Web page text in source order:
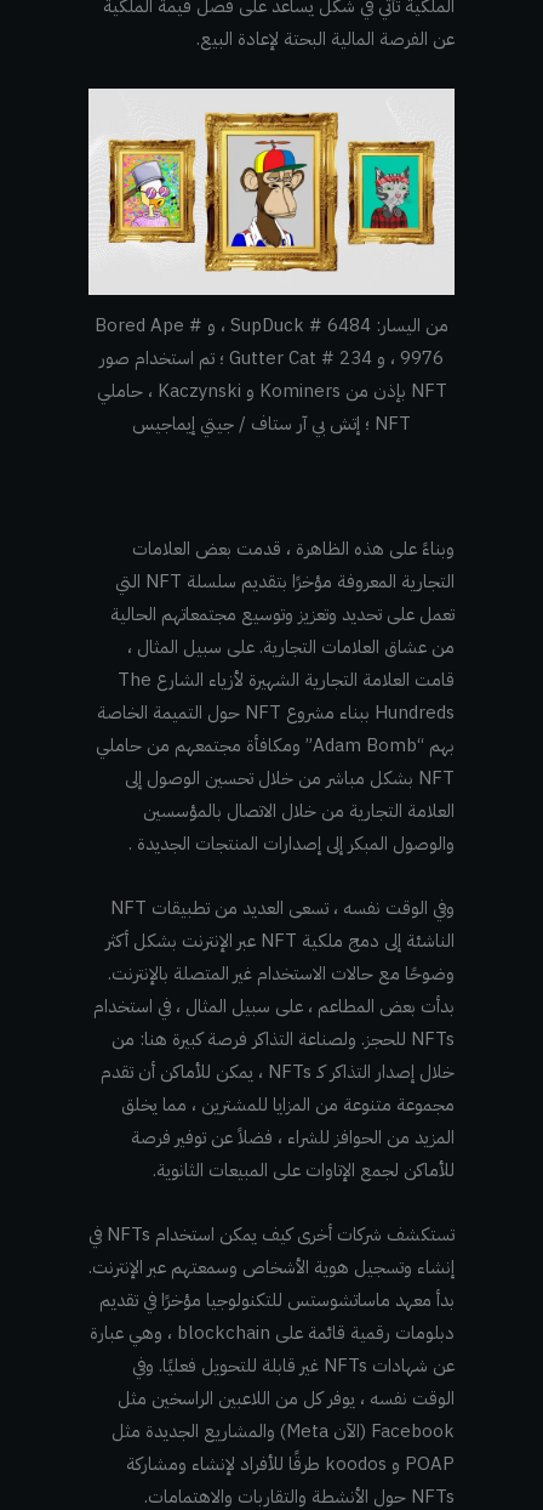
الملكية تأتي في شكل يساعد على فصل قيمة الملكية
عن الفرصة المالية البحتة لإعادة البيع.
من اليسار: SupDuck # 6484 ، و Bored Ape #
9976 ، و Gutter Cat # 234 ؛ تم استخدام صور
NFT بإذن من Kominers و Kaczynski ، حاملي
NFT ؛ إتش بي آر ستاف / جيتي إيماجيس
وبناءً على هذه الظاهرة ، قدمت بعض العلامات
التجارية المعروفة مؤخرًا بتقديم سلسلة NFT التي
تعمل على تحديد وتعزيز وتوسيع مجتمعاتهم الحالية
من عشاق العلامات التجارية. على سبيل المثال ،
قامت العلامة التجارية الشهيرة لأزياء الشارع The
Hundreds ببناء مشروع NFT حول التميمة الخاصة
بهم “Adam Bomb” ومكافأة مجتمعهم من حاملي
NFT بشكل مباشر من خلال تحسين الوصول إلى
العلامة التجارية من خلال الاتصال بالمؤسسين
والوصول المبكر إلى إصدارات المنتجات الجديدة .
وفي الوقت نفسه ، تسعى العديد من تطبيقات NFT
الناشئة إلى دمج ملكية NFT عبر الإنترنت بشكل أكثر
وضوحًا مع حالات الاستخدام غير المتصلة بالإنترنت.
بدأت بعض المطاعم ، على سبيل المثال ، في استخدام
NFTs للحجز. ولصناعة التذاكر فرصة كبيرة هنا: من
خلال إصدار التذاكر كـ NFTs ، يمكن للأماكن أن تقدم
مجموعة متنوعة من المزايا للمشترين ، مما يخلق
المزيد من الحوافز للشراء ، فضلاً عن توفير فرصة
للأماكن لجمع الإتاوات على المبيعات الثانوية.
تستكشف شركات أخرى كيف يمكن استخدام NFTs في
إنشاء وتسجيل هوية الأشخاص وسمعتهم عبر الإنترنت.
بدأ معهد ماساتشوستس للتكنولوجيا مؤخرًا في تقديم
دبلومات رقمية قائمة على blockchain ، وهي عبارة
عن شهادات NFTs غير قابلة للتحويل فعليًا. وفي
الوقت نفسه ، يوفر كل من اللاعبين الراسخين مثل
Facebook (الآن Meta) والمشاريع الجديدة مثل
POAP و koodos طرقًا للأفراد لإنشاء ومشاركة
NFTs حول الأنشطة والتقاربات والاهتمامات.